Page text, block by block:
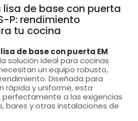
de base con puerta
P: rendimiento
tu cocina
de base con puerta EM
solución ideal para cocinas
un equipo robusto,
Diseñada para
rápida y uniforme, esta
a las exigencias
bares y otras instalaciones de